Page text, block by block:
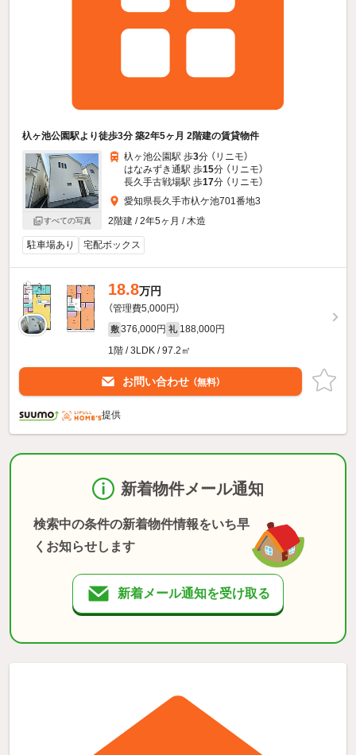
杁ヶ池公園駅より徒歩3分 築2年5ヶ月 2階建の賃貸物件
すべての写真
杁ヶ池公園駅 歩3分 （リニモ）
はなみずき通駅 歩15分 （リニモ）
長久手古戦場駅 歩17分 （リニモ）
愛知県長久手市杁ケ池701番地3
2階建 / 2年5ヶ月 / 木造
駐車場あり 宅配ボックス
18.8万円
（管理費5,000円）
敷 376,000円 礼 188,000円
1階 / 3LDK / 97.2㎡
お問い合わせ （無料）
提供
新着物件メール通知
検索中の条件の新着物件情報をいち早
くお知らせします
新着メール通知を受け取る